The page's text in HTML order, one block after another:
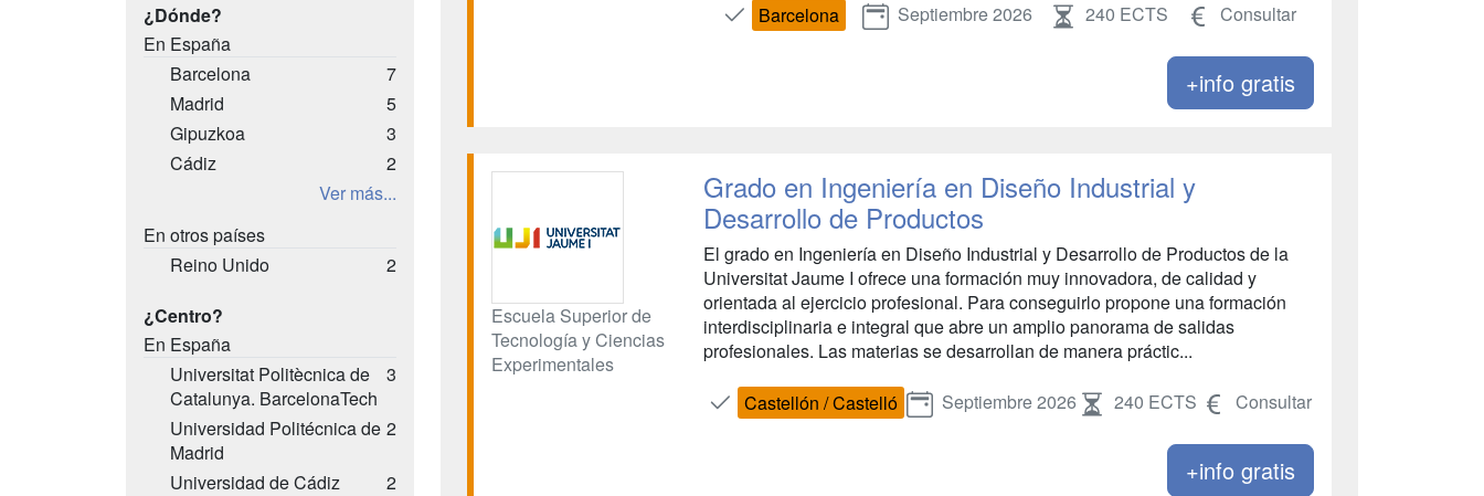
¿Dónde?
En España
Barcelona
7
Madrid
5
Gipuzkoa
3
Cádiz
2
Ver más...
En otros países
Reino Unido
2
¿Centro?
En España
Universitat Politècnica de
Catalunya. BarcelonaTech
3
Universidad Politécnica de
Madrid
2
Universidad de Cádiz
2
Barcelona Septiembre 2026 240 ECTS Consultar
+info gratis
Escuela Superior de
Tecnología y Ciencias
Experimentales
Grado en Ingeniería en Diseño Industrial y
Desarrollo de Productos
El grado en Ingeniería en Diseño Industrial y Desarrollo de Productos de la
Universitat Jaume I ofrece una formación muy innovadora, de calidad y
orientada al ejercicio profesional. Para conseguirlo propone una formación
interdisciplinaria e integral que abre un amplio panorama de salidas
profesionales. Las materias se desarrollan de manera práctic...
Castellón / Castelló Septiembre 2026 240 ECTS Consultar
+info gratis